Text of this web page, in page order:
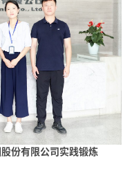
份有限公司实践锻炼